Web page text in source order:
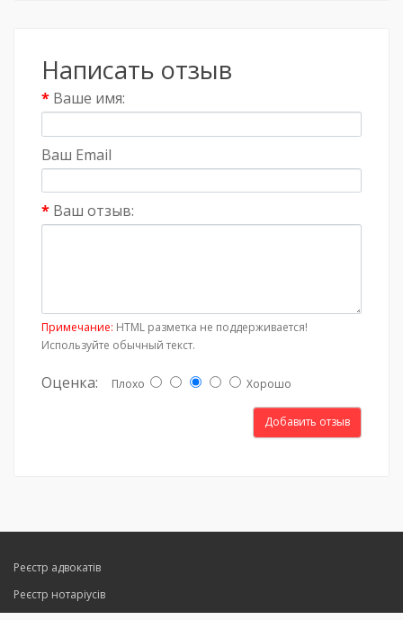
Написать отзыв
Ваше имя:
Ваш Email
Ваш отзыв:
Примечание: HTML разметка не поддерживается!
Используйте обычный текст.
Оценка: Плохо Хорошо
Добавить отзыв
Реєстр адвокатів
Реєстр нотаріусів